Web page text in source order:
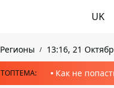
UK
Регионы 13:16, 21
ТОПТЕМА: Как не